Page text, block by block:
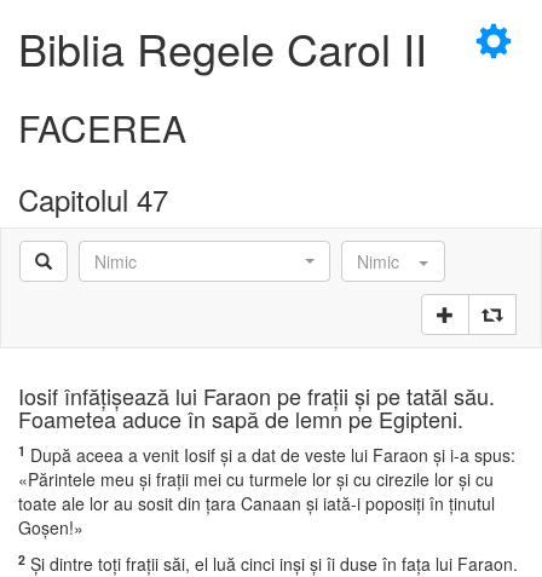
×
Biblia Regele Carol II
FACEREA
Capitolul 47
Nimic Nimic
Iosif înfăţişează lui Faraon pe fraţii şi pe tatăl său.
Foametea aduce în sapă de lemn pe Egipteni.
1 După aceea a venit Iosif şi a dat de veste lui Faraon şi i-a spus:
«Părintele meu şi fraţii mei cu turmele lor şi cu cirezile lor şi cu
toate ale lor au sosit din ţara Canaan şi iată-i poposiţi în ţinutul
Goşen!»
2 Şi dintre toţi fraţii săi, el luă cinci inşi şi îi duse în faţa lui Faraon.